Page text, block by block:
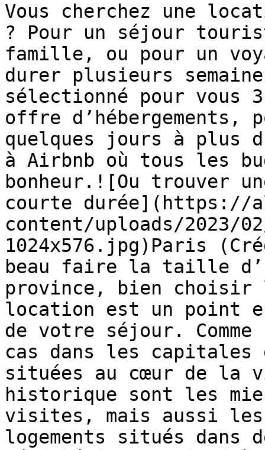
Vous cherchez une
? Pour un séjour
famille, ou pour un
durer plusieurs
sélectionné pour vous
offre d’hébergements,
quelques jours à plus
à Airbnb où tous les
bonheur.![Ou trouver
courte durée](https://
content/uploads/2023/
1024x576.jpg)Paris
beau faire la taille
province, bien choisir
location est un point
de votre séjour.
cas dans les capitales
situées au cœur de
historique sont les
visites, mais aussi
logements situés dans